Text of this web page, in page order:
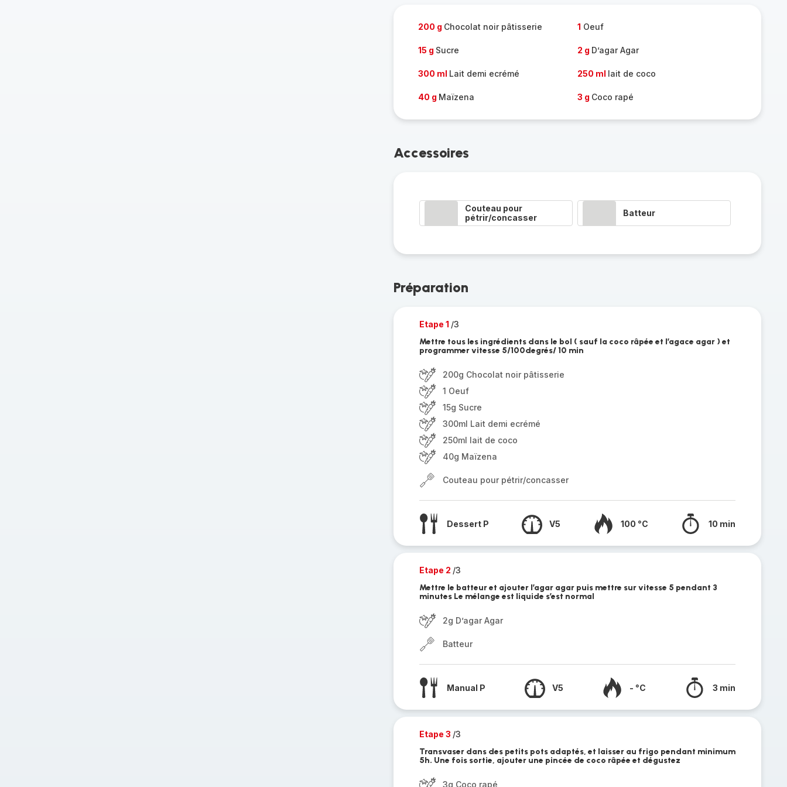
200 g Chocolat noir pâtisserie 1 Oeuf
15 g Sucre 2 g D’agar Agar
300 ml Lait demi ecrémé 250 ml lait de coco
40 g Maïzena 3 g Coco rapé
Accessoires
Couteau pour
pétrir/concasser
Batteur
Préparation
Etape 1 /3
Mettre tous les ingrédients dans le bol ( sauf la coco râpée et l’agace agar ) et
programmer vitesse 5/100degrés/ 10 min
200g Chocolat noir pâtisserie
1 Oeuf
15g Sucre
300ml Lait demi ecrémé
250ml lait de coco
40g Maïzena
Couteau pour pétrir/concasser
Dessert P V5 100 °C 10 min
Etape 2 /3
Mettre le batteur et ajouter l’agar agar puis mettre sur vitesse 5 pendant 3
minutes Le mélange est liquide s’est normal
2g D’agar Agar
Batteur
Manual P V5 - °C 3 min
Etape 3 /3
Transvaser dans des petits pots adaptés, et laisser au frigo pendant minimum
5h. Une fois sortie, ajouter une pincée de coco râpée et dégustez
3g Coco rapé